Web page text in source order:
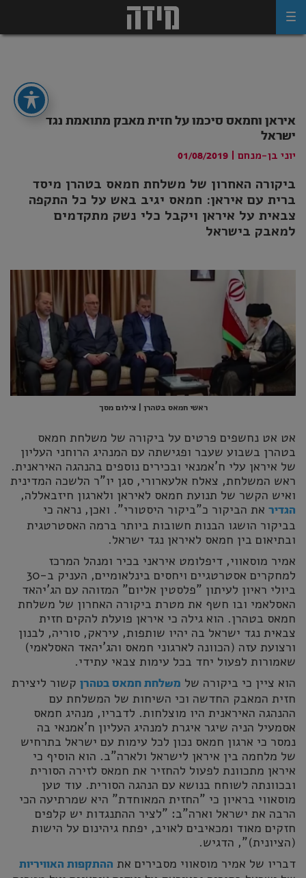
איראן וחמאס סיכמו על חזית מאבק מתואמת נגד
ישראל
יוני בן-מנחם
01/08/2019
ביקורה האחרון של משלחת חמאס בטהרן מיסד
ברית עם איראן: חמאס יגיב באש על כל התקפה
צבאית על איראן ויקבל כלי נשק מתקדמים
למאבק בישראל
ראשי חמאס בטהרן | צילום מסך
אט אט נחשפים פרטים על ביקורה של משלחת חמאס
בטהרן בשבוע שעבר ופגישתה עם המנהיג הרוחני העליון
של איראן עלי ח'אמנאי ובכירים נוספים בהנהגה האיראנית.
ראש המשלחת, צאלח אלעארורי, סגן יו"ר הלשכה המדינית
ואיש הקשר של תנועת חמאס לאיראן ולארגון חיזבאללה,
הגדיר את הביקור כ"ביקור היסטורי". ואכן, נראה כי
בביקור הושגו הבנות חשובות ביותר ברמה האסטרטגית
ובתיאום בין חמאס לאיראן נגד ישראל.
אמיר מוסאווי, דיפלומט איראני בכיר ומנהל המרכז
למחקרים אסטרטגיים ויחסים בינלאומיים, העניק ב-30
ביולי ראיון לעיתון "פלסטין אליום" המזוהה עם הג'יהאד
האסלאמי ובו חשף את מטרת ביקורה האחרון של משלחת
חמאס בטהרן. הוא גילה כי איראן פועלת להקים חזית
צבאית נגד ישראל בה יהיו שותפות, עיראק, סוריה, לבנון
ורצועת עזה (הכוונה לארגוני חמאס והג'יהאד האסלאמי)
שאמורות לפעול יחד בכל עימות צבאי עתידי.
הוא ציין כי ביקורה של משלחת חמאס בטהרן קשור ליצירת
חזית המאבק החדשה וכי השיחות של המשלחת עם
ההנהגה האיראנית היו מוצלחות. לדבריו, מנהיג חמאס
אסמעיל הניה שיגר איגרת למנהיג העליון ח'אמנאי בה
נמסר כי ארגון חמאס נכון לכל עימות עם ישראל בתרחיש
של מלחמה בין איראן לישראל ולארה"ב. הוא הוסיף כי
איראן מתכוונת לפעול להחזיר את חמאס לזירה הסורית
ובכוונתה לשוחח בנושא עם הנהגה הסורית. עוד טען
מוסאווי בראיון כי "החזית המאוחדת" היא שמרתיעה הכי
הרבה את ישראל וארה"ב: "לציר ההתנגדות יש קלפים
חזקים מאוד ומכאיבים לאויב, יפתח גיהינום על הישות
(הציונית)", הדגיש.
דבריו של אמיר מוסאווי מסבירים את ההתקפות האוויריות